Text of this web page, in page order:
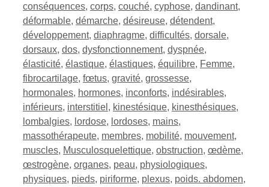
conséquences, corps, couché, cyphose, dandinant,
déformable, démarche, désireuse, détendent,
développement, diaphragme, difficultés, dorsale,
dorsaux, dos, dysfonctionnement, dyspnée,
élasticité, élastique, élastiques, équilibre, Femme,
fibrocartilage, fœtus, gravité, grossesse,
hormonales, hormones, inconforts, indésirables,
inférieurs, interstitiel , kinestésique, kinesthésiques,
lombalgies, lordose, lordoses, mains,
massothérapeute, membres, mobilité, mouvement,
muscles, Musculosquelettique, obstruction, œdème,
œstrogène, organes, peau, physiologiques,
physiques, pieds, piriforme, plexus, poids. abdomen,